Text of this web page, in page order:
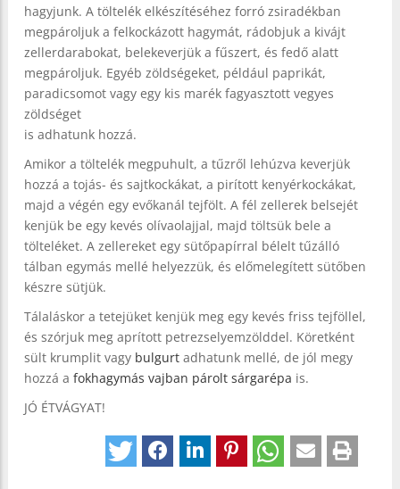
hagyjunk. A töltelék elkészítéséhez forró zsiradékban
megpároljuk a felkockázott hagymát, rádobjuk a kivájt
zellerdarabokat, belekeverjük a fűszert, és fedő alatt
megpároljuk. Egyéb zöldségeket, például paprikát,
paradicsomot vagy egy kis marék fagyasztott vegyes
zöldséget
is adhatunk hozzá.
Amikor a töltelék megpuhult, a tűzről lehúzva keverjük
hozzá a tojás- és sajtkockákat, a pirított kenyérkockákat,
majd a végén egy evőkanál tejfölt. A fél zellerek belsejét
kenjük be egy kevés olívaolajjal, majd töltsük bele a
tölteléket. A zellereket egy sütőpapírral bélelt tűzálló
tálban egymás mellé helyezzük, és előmelegített sütőben
készre sütjük.
Tálaláskor a tetejüket kenjük meg egy kevés friss tejföllel,
és szórjuk meg aprított petrezselyemzölddel. Köretként
sült krumplit vagy bulgurt adhatunk mellé, de jól megy
hozzá a fokhagymás vajban párolt sárgarépa is.
JÓ ÉTVÁGYAT!